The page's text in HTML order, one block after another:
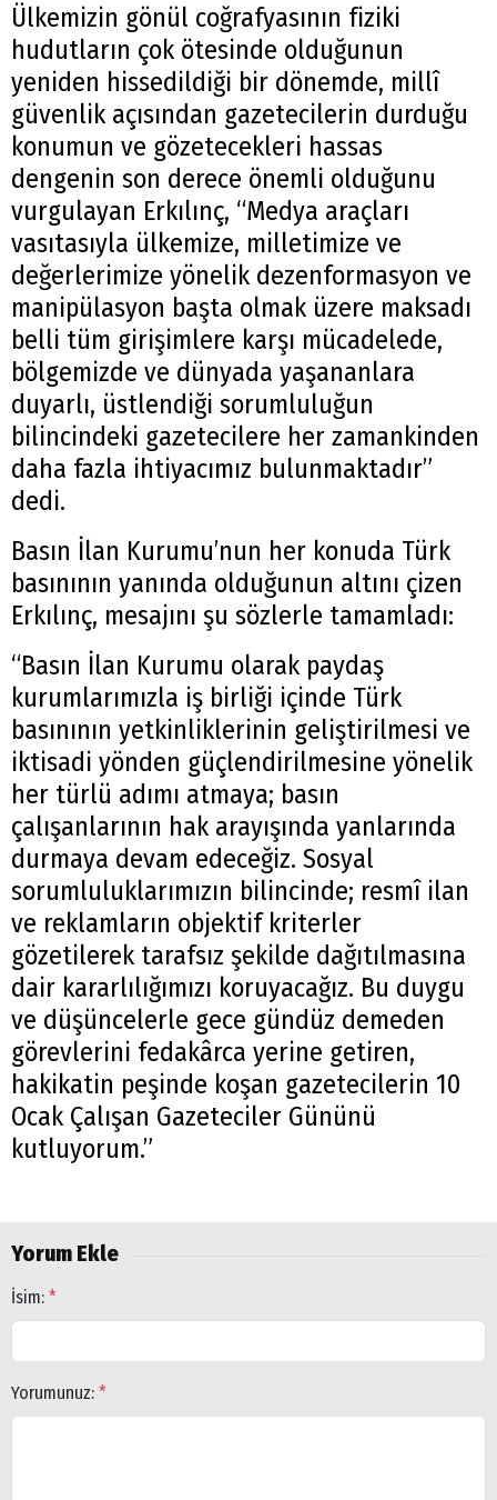
Ülkemizin gönül coğrafyasının fiziki
hudutların çok ötesinde olduğunun
yeniden hissedildiği bir dönemde, millî
güvenlik açısından gazetecilerin durduğu
konumun ve gözetecekleri hassas
dengenin son derece önemli olduğunu
vurgulayan Erkılınç, “Medya araçları
vasıtasıyla ülkemize, milletimize ve
değerlerimize yönelik dezenformasyon ve
manipülasyon başta olmak üzere maksadı
belli tüm girişimlere karşı mücadelede,
bölgemizde ve dünyada yaşananlara
duyarlı, üstlendiği sorumluluğun
bilincindeki gazetecilere her zamankinden
daha fazla ihtiyacımız bulunmaktadır”
dedi.
Basın İlan Kurumu’nun her konuda Türk
basınının yanında olduğunun altını çizen
Erkılınç, mesajını şu sözlerle tamamladı:
“Basın İlan Kurumu olarak paydaş
kurumlarımızla iş birliği içinde Türk
basınının yetkinliklerinin geliştirilmesi ve
iktisadi yönden güçlendirilmesine yönelik
her türlü adımı atmaya; basın
çalışanlarının hak arayışında yanlarında
durmaya devam edeceğiz. Sosyal
sorumluluklarımızın bilincinde; resmî ilan
ve reklamların objektif kriterler
gözetilerek tarafsız şekilde dağıtılmasına
dair kararlılığımızı koruyacağız. Bu duygu
ve düşüncelerle gece gündüz demeden
görevlerini fedakârca yerine getiren,
hakikatin peşinde koşan gazetecilerin 10
Ocak Çalışan Gazeteciler Gününü
kutluyorum.”
Yorum Ekle
İsim: *
Yorumunuz: *
Aramalar: